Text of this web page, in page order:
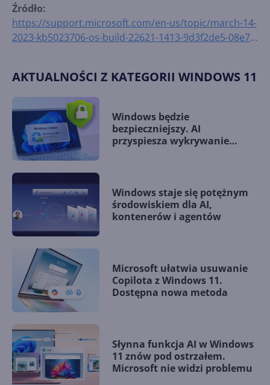
Źródło:
https://support.microsoft.com/en-us/topic/march-14-
2023-kb5023706-os-build-22621-1413-9d3f2de5-08e7-
AKTUALNOŚCI Z KATEGORII WINDOWS 11
Windows będzie
bezpieczniejszy. AI
przyspiesza wykrywanie
Windows staje się potężnym
środowiskiem dla AI,
kontenerów i agentów
Microsoft ułatwia usuwanie
Copilota z Windows 11.
Dostępna nowa metoda
Słynna funkcja AI w Windows
11 znów pod ostrzałem.
Microsoft nie widzi problemu